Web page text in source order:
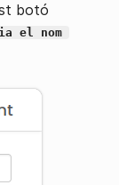
botó
el nom